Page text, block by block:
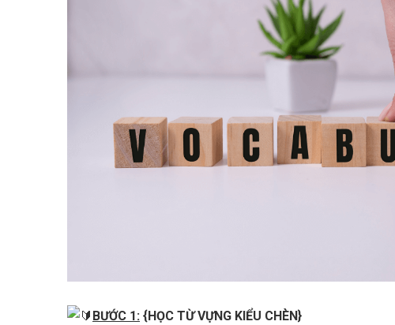
BƯỚC 1: {HỌC TỪ VỰNG KIỂU CHÈN}